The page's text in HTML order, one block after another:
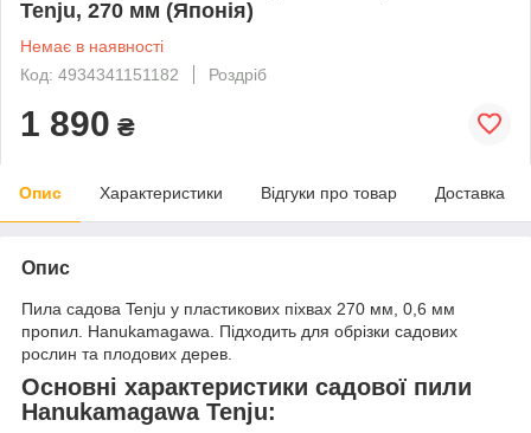
Tenju, 270 мм (Японія)
Немає в наявності
Код: 4934341151182
Роздріб
1 890 ₴
Опис Характеристики Відгуки про товар Доставка
Опис
Пила садова Tenju у пластикових піхвах 270 мм, 0,6 мм
пропил. Hanukamagawa. Підходить для обрізки садових
рослин та плодових дерев.
Основні характеристики садової пили
Hanukamagawa Tenju: